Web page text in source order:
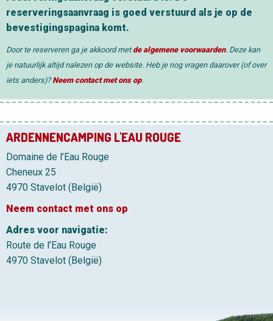
reserveringsaanvraag is goed verstuurd als je op de
bevestigingspagina komt.
Door te reserveren ga je akkoord metde algemene voorwaarden. Deze kan
je natuurlijk altijd nalezen op de website. Heb je nog vragen daarover (of over
iets anders)?Neem contact met ons op.
ARDENNENCAMPING L'EAU ROUGE
Domaine de l’Eau Rouge
Cheneux 25
4970 Stavelot (België)
Neem contact met ons op
Adres voor navigatie:
Route de l’Eau Rouge
4970 Stavelot (België)